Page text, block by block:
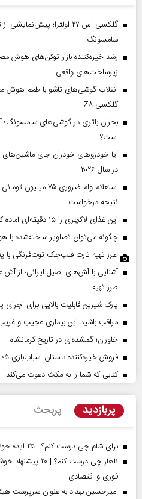
گلکسی اس ۲۷ اولترا؛
سامسونگ
زیرساخت‌های واقعی
انقلاب گوشی‌های تاشو‌ با طعم هوش
گلکسی Z۸
است؟
آیا خودروهای خودران جای
در سال ۲۰۲۶
استعلام وام ضروری
نتیجه درخواست
این غذای لاکچری را ۱۵ دقیقه‌ای آماده کنید
چگونه می‌توان تصاویر ساخته‌شده
طرز تهیه تارت فلپ‌جک توت‌فرنگی با
آشنایی با آش‌های اصیل ایرانی؛ از
طرز تهیه
پارک شیرین قابلیت‌ بالایی برای
مراقب باشید این بیماری عجیب و غریب
خاوران؛ گمشده‌ای در تاریخ کرمانشاه
فروش خیره‌کننده داستان اسباب‌بازی ۵؛ بزرگ‌ترین افتتاحیه سال برای پیکسار
کتابی که شما را به مکث دعوت می‌کند
پربازدید پربحث
برای شام چی درست کنم؟ | ۲۵ ایده خوشمزه، ساده و فوری برای شام امشب
ناهار چی درست
فوری و اقتصادی
امیرحسین بهداد به عنوان سرپرست